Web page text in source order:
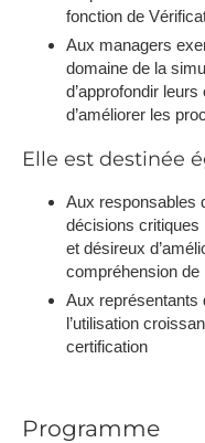
fonction de
Aux managers
domaine de la
d’approfondir
d’améliorer les
Elle est destinée
Aux responsables
décisions critiques
et désireux
compréhension de
Aux représentants
l’utilisation
certification
Programme